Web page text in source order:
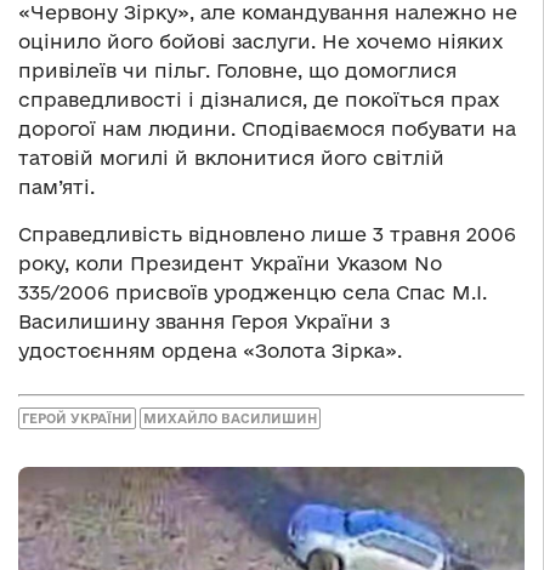
«Червону Зірку», але командування належно не
оцінило його бойові заслуги. Не хочемо ніяких
привілеїв чи пільг. Головне, що домоглися
справедливості і дізналися, де покоїться прах
дорогої нам людини. Сподіваємося побувати на
татовій могилі й вклонитися його світлій
пам’яті.
Справедливість відновлено лише 3 травня 2006
року, коли Президент України Указом No
335/2006 присвоїв уродженцю села Спас М.І.
Василишину звання Героя України з
удостоєнням ордена «Золота Зірка».
ГЕРОЙ УКРАЇНИ МИХАЙЛО ВАСИЛИШИН